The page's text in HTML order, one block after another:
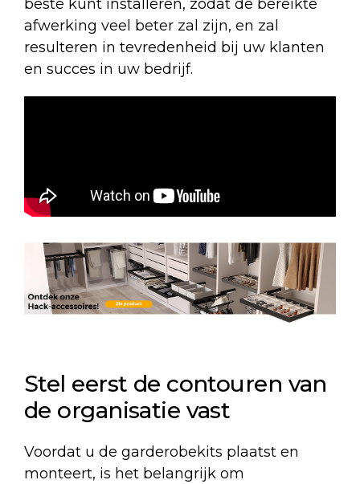
beste kunt installeren, zodat de bereikte
afwerking veel beter zal zijn, en zal
resulteren in tevredenheid bij uw klanten
en succes in uw bedrijf.
Stel eerst de contouren van
de organisatie vast
Voordat u de garderobekits plaatst en
monteert, is het belangrijk om